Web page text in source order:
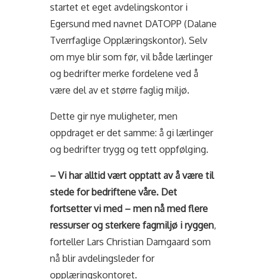
startet et eget avdelingskontor i
Egersund med navnet DATOPP (Dalane
Tverrfaglige Opplæringskontor). Selv
om mye blir som før, vil både lærlinger
og bedrifter merke fordelene ved å
være del av et større faglig miljø.
Dette gir nye muligheter, men
oppdraget er det samme: å gi lærlinger
og bedrifter trygg og tett oppfølging.
– Vi har alltid vært opptatt av å være til
stede for bedriftene våre. Det
fortsetter vi med – men nå med flere
ressurser og sterkere fagmiljø i ryggen,
forteller Lars Christian Damgaard som
nå blir avdelingsleder for
opplæringskontoret.